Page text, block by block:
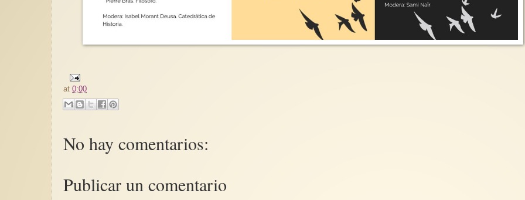
at0:00
No hay comentarios:
Publicar un comentario